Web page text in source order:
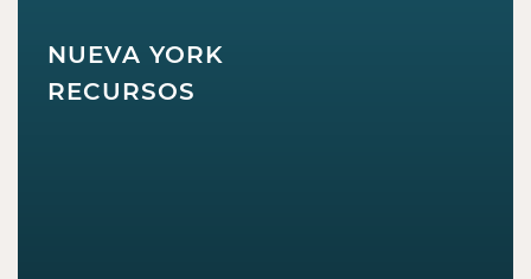
NUEVA YORK
RECURSOS